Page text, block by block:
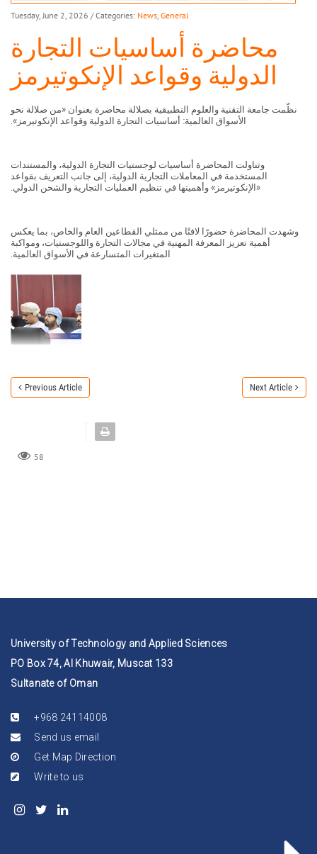
Tuesday, June 2, 2026 / Categories: News General
محاضرة أساسيات التجارة
الدولية وقواعد الإنكوتيرمز
نظّمت جامعة التقنية والعلوم التطبيقية بصلالة محاضرة بعنوان «من صلالة نحو
الأسواق العالمية: أساسيات التجارة الدولية وقواعد الإنكوتيرمز».
وتناولت المحاضرة أساسيات لوجستيات التجارة الدولية، والمستندات
المستخدمة في المعاملات التجارية الدولية، إلى جانب التعريف بقواعد
«الإنكوتيرمز» وأهميتها في تنظيم العمليات التجارية والشحن الدولي.
وشهدت المحاضرة حضورًا لافتًا من ممثلي القطاعين العام والخاص، بما يعكس
أهمية تعزيز المعرفة المهنية في مجالات التجارة واللوجستيات، ومواكبة
المتغيرات المتسارعة في الأسواق العالمية.
Previous Article Next Article
58
University of Technology and Applied Sciences
PO Box 74, Al Khuwair, Muscat 133
Sultanate of Oman
+968 24114008
Send us email
Get Map Direction
Write to us